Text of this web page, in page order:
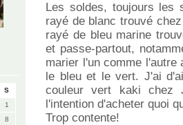
S
1
8
Les soldes, toujours les
rayé de blanc trouvé
rayé de bleu marine
et passe-partout,
marier l'un comme l'autre
le bleu et le vert. J'ai
couleur vert kaki chez
l'intention d'acheter quoi
Trop contente!